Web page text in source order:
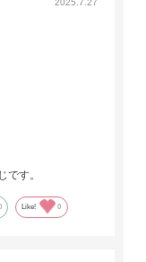
2025.7.27
す。
Like! 0